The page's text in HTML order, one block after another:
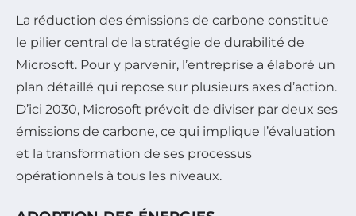
La réduction des émissions de carbone constitue
le pilier central de la stratégie de durabilité de
Microsoft. Pour y parvenir, l’entreprise a élaboré un
plan détaillé qui repose sur plusieurs axes d’action.
D’ici 2030, Microsoft prévoit de diviser par deux ses
émissions de carbone, ce qui implique l’évaluation
et la transformation de ses processus
opérationnels à tous les niveaux.